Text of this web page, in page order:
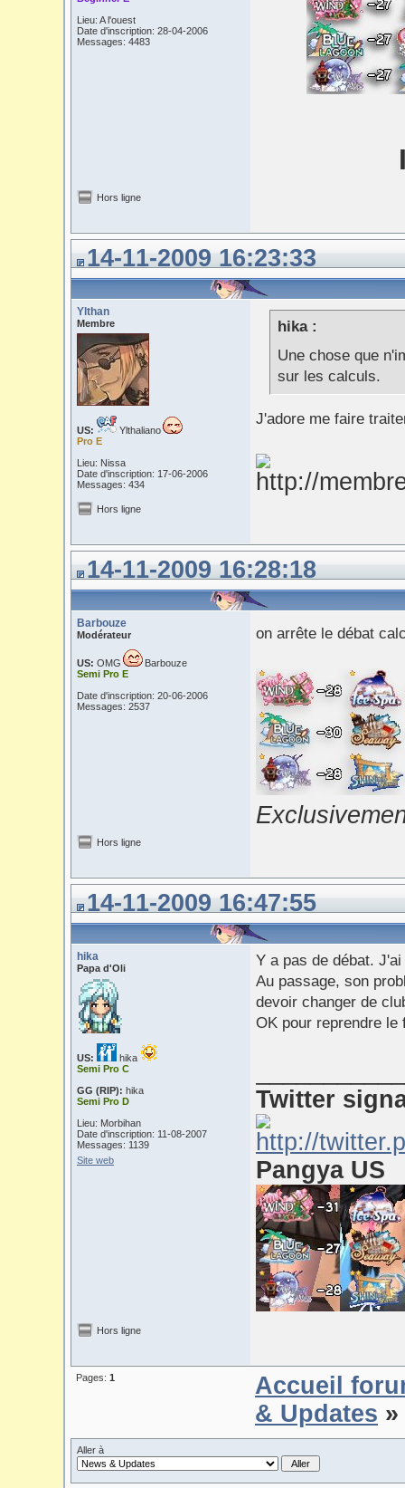
Lieu: A l'ouest
Date d'inscription: 28-04-2006
Messages: 4483
Hors ligne
14-11-2009 16:23:33
Ylthan
Membre
US:
Ylthaliano
Pro E
Lieu: Nissa
Date d'inscription: 17-06-2006
Messages: 434
hika :
Une chose que
sur les calculs.
J'adore me faire
Hors ligne
14-11-2009 16:28:18
Barbouze
Modérateur
US: OMG
Barbouze
Semi Pro E
Date d'inscription: 20-06-2006
Messages: 2537
on arrête le débat
Hors ligne
14-11-2009 16:47:55
hika
Papa d'Oli
US:
hika
Semi Pro C
GG (RIP): hika
Semi Pro D
Lieu: Morbihan
Date d'inscription: 11-08-2007
Messages: 1139
Site web
Y a pas de débat.
Au passage, son
devoir changer de
OK pour reprendre
Twitter
Pangya US
Hors ligne
Pages: 1
Accueil
& Updates
Aller à